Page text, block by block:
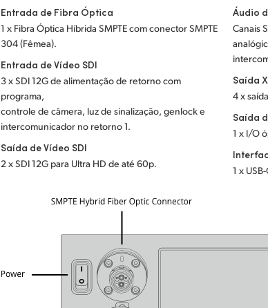
Entrada de Fibra Óptica
1 x Fibra Óptica Híbrida SMPTE com conector SMPTE
304 (Fêmea).
Entrada de Vídeo SDI
3 x SDI 12G de alimentação de retorno com
programa,
controle de câmera, luz de sinalização, genlock e
intercomunicador no retorno 1.
Saída de Vídeo SDI
2 x SDI 12G para Ultra HD de até 60p.
Áudio
Canais
Saída
4 x
Saída
1 x I/O
1 x